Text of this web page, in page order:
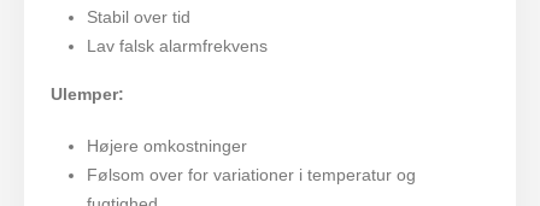
Stabil over tid
Lav falsk alarmfrekvens
Ulemper:
Højere omkostninger
Følsom over for variationer i temperatur og